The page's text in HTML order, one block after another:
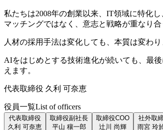
私たちは2008年の創業以来、IT領域に特化
マッチングではなく、意志と戦略が重なり
人材の採用手法は変化しても、本質は変わ
AIをはじめとする技術進化が続いても、最
えます。
代表取締役 久利 可奈恵
役員一覧List of officers
代表取締役
久利 可奈恵
取締役副社長
平山 穰一郎
取締役COO
辻川 尚輝
社外取
雨宮 玲